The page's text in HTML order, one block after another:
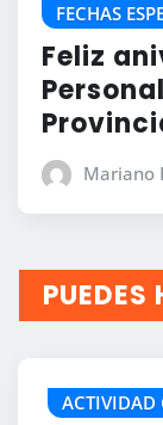
FECHAS
Feliz
Mariano
PUEDES
ACTIVIDAD